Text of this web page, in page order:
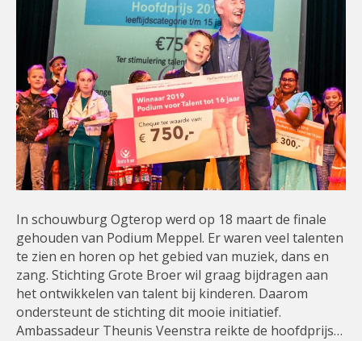
In schouwburg Ogterop werd op 18 maart de finale
gehouden van Podium Meppel. Er waren veel talenten
te zien en horen op het gebied van muziek, dans en
zang. Stichting Grote Broer wil graag bijdragen aan
het ontwikkelen van talent bij kinderen. Daarom
ondersteunt de stichting dit mooie initiatief.
Ambassadeur Theunis Veenstra reikte de hoofdprijs…